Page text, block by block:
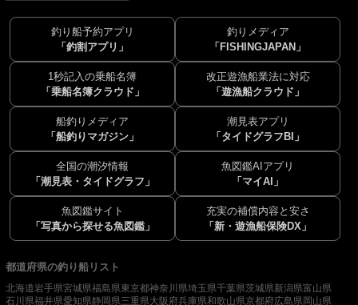
釣り船予約アプリ
「釣割アプリ」
釣りメディア
「FISHINGJAPAN」
1秒記入の乗船名簿
「乗船名簿クラウド」
改正遊漁船業法に対応
「遊漁船クラウド」
船釣りメディア
「船釣りマガジン」
潮見表アプリ
「タイドグラフBI」
全国の潮汐情報
「潮見表・タイドグラフ」
魚図鑑AIアプリ
「マイAI」
魚図鑑サイト
「写真から探せる魚図鑑」
充実の補償内容と安さ
「新・遊漁船保険DX」
都道府県の釣り船リスト
北海道岩手県宮城県福島県東京都神奈川県埼玉県千葉県茨城県新潟県富山県
石川県福井県愛知県静岡県三重県大阪府兵庫県和歌山県京都府広島県岡山県